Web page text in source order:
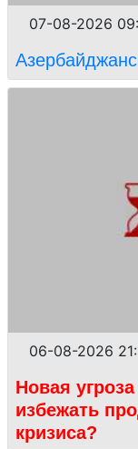
07-08-2026
06-08-2026
Новая
избежать
кризиса?